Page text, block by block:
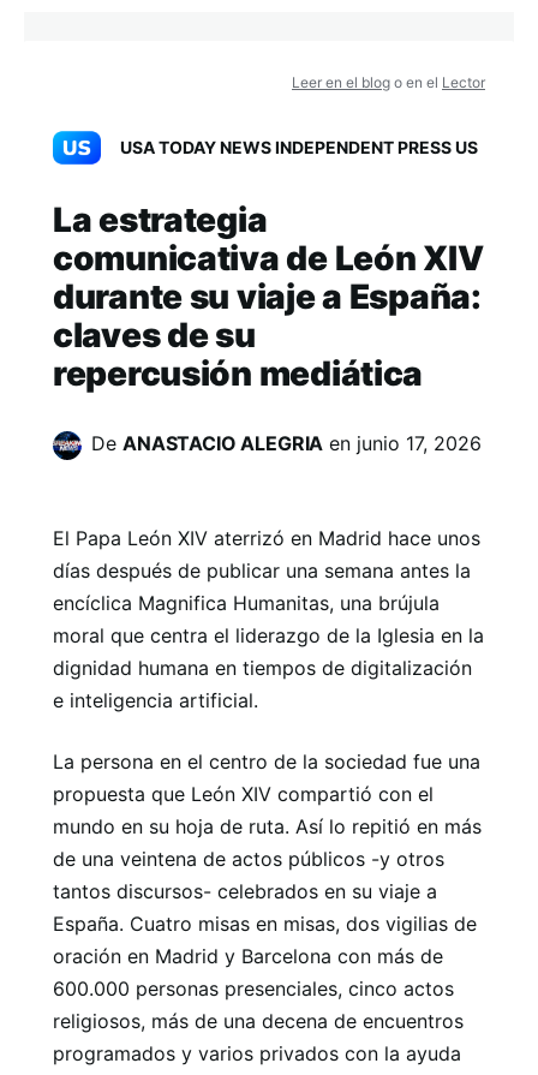
Leer en el blog o en el Lector
USA TODAY NEWS INDEPENDENT PRESS US
La estrategia
comunicativa de León XIV
durante su viaje a España:
claves de su
repercusión mediática
De ANASTACIO ALEGRIA en junio 17, 2026
El Papa León XIV aterrizó en Madrid hace unos
días después de publicar una semana antes la
encíclica Magnifica Humanitas, una brújula
moral que centra el liderazgo de la Iglesia en la
dignidad humana en tiempos de digitalización
e inteligencia artificial.
La persona en el centro de la sociedad fue una
propuesta que León XIV compartió con el
mundo en su hoja de ruta. Así lo repitió en más
de una veintena de actos públicos -y otros
tantos discursos- celebrados en su viaje a
España. Cuatro misas en misas, dos vigilias de
oración en Madrid y Barcelona con más de
600.000 personas presenciales, cinco actos
religiosos, más de una decena de encuentros
programados y varios privados con la ayuda